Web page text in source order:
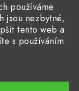
používáme
jsou nezbytné,
tento web a
s používáním
ValetPRO
práva vyhrazena.